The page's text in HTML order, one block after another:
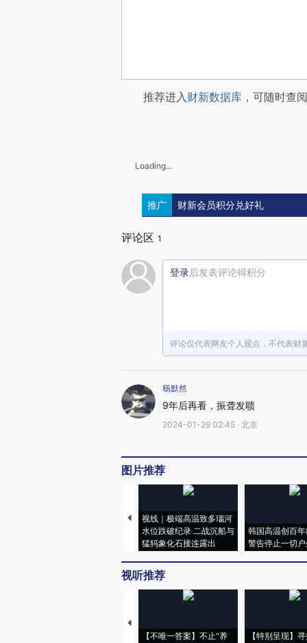
推荐进入财新数据库 ，可随时查
Loading...
推广 财新会员积分兑好礼
评论区 1
登录后发表评论得积分
评论仅代表网友个人观点，不代表财
杨默然
9年后再看，振聋发聩
2024-01-29 02:45 · 北京
图片推荐
视线｜极端高温致多瑙河
水位跌破纪录 二战沉船与
猛犸象化石接连露出
韩国高温创百
警告停止一切
视听推荐
【不唯一答案】不止“养
【特别呈现】